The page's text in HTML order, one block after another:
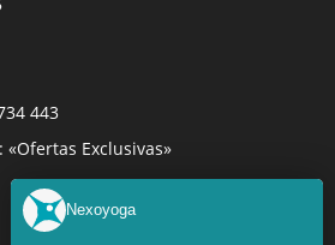
443
Exclusivas»
Nexoyoga